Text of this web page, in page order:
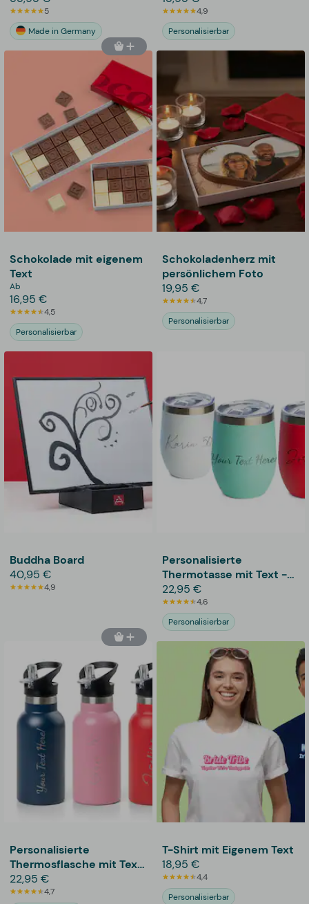
5
Made in Germany
4,9
Personalisierbar
Schokolade mit eigenem
Text
Ab
16,95 €
4,5
Personalisierbar
Schokoladenherz mit
persönlichem Foto
19,95 €
4,7
Personalisierbar
Buddha Board
40,95 €
4,9
Personalisierte
Thermotasse mit Text -
355 ml
22,95 €
4,6
Personalisierbar
Personalisierte
Thermosflasche mit Text
- 355 ml
22,95 €
4,7
T-Shirt mit Eigenem Text
18,95 €
4,4
Personalisierbar